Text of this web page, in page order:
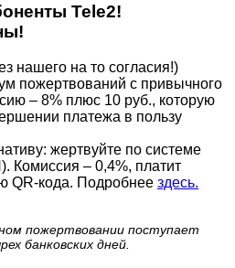
Tele2!
нашего на то согласия!)
пожертвований с привычного
– 8% плюс 10 руб., которую
платежа в пользу
жертвуйте по cистеме
Комиссия – 0,4%, платит
QR-кода. Подробнее здесь.
пожертвовании поступает
банковских дней.